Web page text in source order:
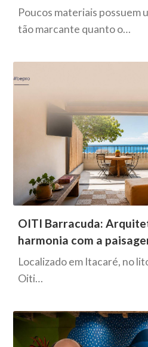
Poucos materiais possuem
tão marcante quanto o…
OITI Barracuda:
harmonia com a
Localizado em Itacaré, no
Oiti…